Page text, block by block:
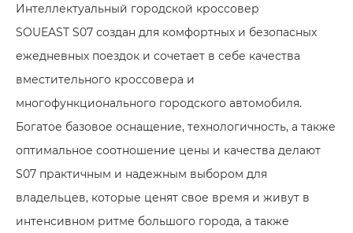
Интеллектуальный городской кроссовер
SOUEAST S07 создан для комфортных и безопасных
ежедневных поездок и сочетает в себе качества
вместительного кроссовера и
многофункционального городского автомобиля.
Богатое базовое оснащение, технологичность, а также
оптимальное соотношение цены и качества делают
S07 практичным и надежным выбором для
владельцев, которые ценят свое время и живут в
интенсивном ритме большого города, а также